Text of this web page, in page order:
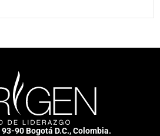
90 Bogotá D.C., Colombia.